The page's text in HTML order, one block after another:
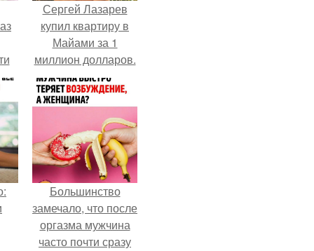
-
Сергей Лазарев
купил квартиру в
Майами за 1
миллион долларов.
Большинство
замечало, что после
оргазма мужчина
часто почти сразу